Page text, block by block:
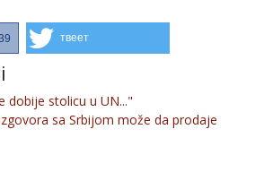
твеет
dobije stolicu u UN..."
sa Srbijom može da prodaje